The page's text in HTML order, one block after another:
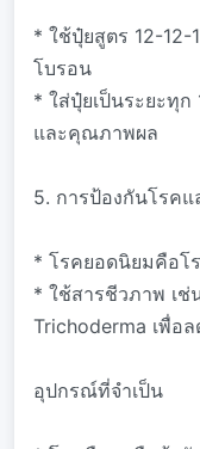
* ใช้ปุ๋ยสูตร 12-12-
โบรอน
* ใส่ปุ๋ยเป็นระยะทุก
และคุณภาพผล
5. การป้องกันโรคแ
* โรคยอดนิยมคือโ
* ใช้สารชีวภาพ เช่
Trichoderma เพื่อ
อุปกรณ์ที่จำเป็น